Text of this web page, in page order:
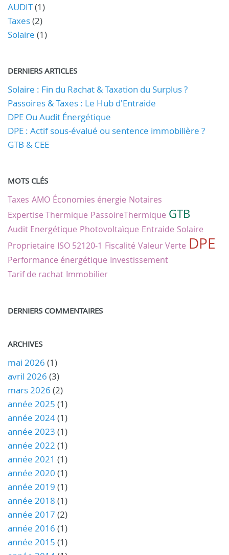
AUDIT(1)
Taxes(2)
Solaire (1)
DERNIERS ARTICLES
Solaire : Fin du Rachat & Taxation du Surplus ?
Passoires & Taxes : Le Hub d'Entraide
DPE Ou Audit Énergétique
DPE : Actif sous-évalué ou sentence immobilière ?
GTB & CEE
MOTS CLÉS
Taxes AMO Économies énergie Notaires
Expertise Thermique PassoireThermique GTB
Audit Energétique Photovoltaïque Entraide Solaire
Proprietaire ISO 52120-1 Fiscalité Valeur Verte DPE
Performance énergétique Investissement
Tarif de rachat Immobilier
DERNIERS COMMENTAIRES
ARCHIVES
mai 2026 (1)
avril 2026 (3)
mars 2026 (2)
année 2025 (1)
année 2024(1)
année 2023 (1)
année 2022 (1)
année 2021 (1)
année 2020 (1)
année 2019 (1)
année 2018 (1)
année 2017 (2)
année 2016 (1)
année 2015 (1)